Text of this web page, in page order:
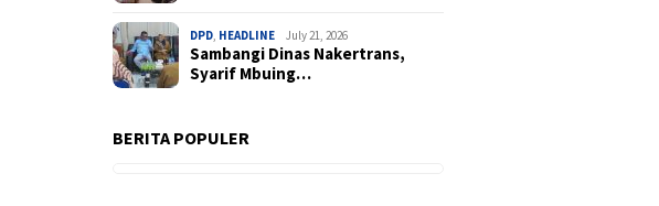
DPD HEADLINE July 21, 2026
Sambangi Dinas Nakertrans,
Syarif Mbuing…
BERITA POPULER